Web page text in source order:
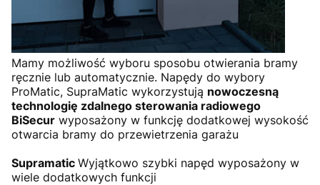
Mamy możliwość wyboru sposobu otwierania bramy
ręcznie lub automatycznie. Napędy do wybory
ProMatic, SupraMatic wykorzystują nowoczesną
technologię zdalnego sterowania radiowego
BiSecur wyposażony w funkcję dodatkowej wysokość
otwarcia bramy do przewietrzenia garażu
Supramatic Wyjątkowo szybki napęd wyposażony w
wiele dodatkowych funkcji